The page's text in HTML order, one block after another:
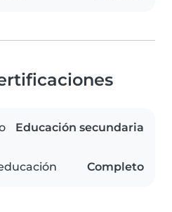
Educación secundaria
Completo